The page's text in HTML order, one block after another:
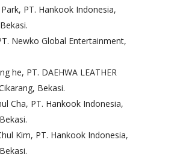
Park, PT. Hankook Indonesia,
Newko Global Entertainment,
he, PT. DAEHWA LEATHER
Bekasi.
Cha, PT. Hankook Indonesia,
Kim, PT. Hankook Indonesia,